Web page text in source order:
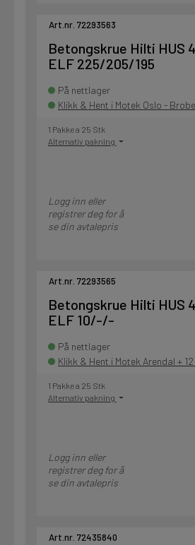
Art.nr. 72293563
Betongskrue Hilti HUS
ELF 225/205/195
På nettlager
Klikk & Hent i Motek Oslo -
1 Pakke a 25 Stk
Alternativ pakning
Logg inn eller
registrer deg for å
se din avtalepris
Art.nr. 72293565
Betongskrue Hilti HUS
ELF 10/-/-
På nettlager
Klikk & Hent i Motek Arendal +
1 Pakke a 25 Stk
Alternativ pakning
Logg inn eller
registrer deg for å
se din avtalepris
Art.nr. 72435840